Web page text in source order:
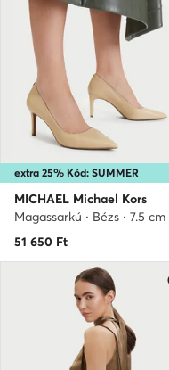
extra 25% Kód: SUMMER
MICHAEL Michael Kors
Magassarkú · Bézs · 7.5 cm
51 650 Ft